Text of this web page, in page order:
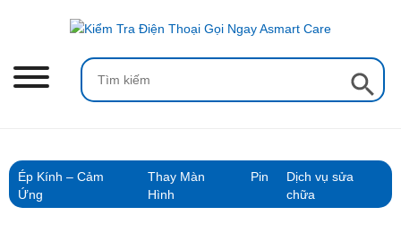
Search
for:
Search Button
Ép Kính – Cảm
Ứng
Thay Màn
Hình
Pin
Dịch vụ sửa
chữa